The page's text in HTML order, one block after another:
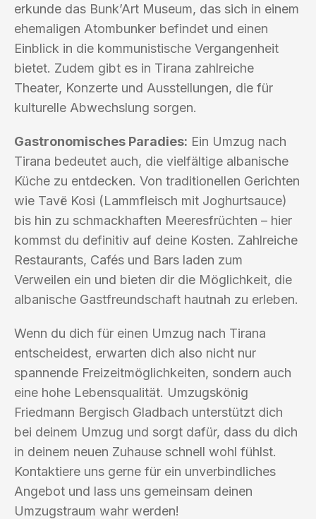
erkunde das Bunk’Art Museum, das sich in einem
ehemaligen Atombunker befindet und einen
Einblick in die kommunistische Vergangenheit
bietet. Zudem gibt es in Tirana zahlreiche
Theater, Konzerte und Ausstellungen, die für
kulturelle Abwechslung sorgen.
Gastronomisches Paradies: Ein Umzug nach
Tirana bedeutet auch, die vielfältige albanische
Küche zu entdecken. Von traditionellen Gerichten
wie Tavë Kosi (Lammfleisch mit Joghurtsauce)
bis hin zu schmackhaften Meeresfrüchten – hier
kommst du definitiv auf deine Kosten. Zahlreiche
Restaurants, Cafés und Bars laden zum
Verweilen ein und bieten dir die Möglichkeit, die
albanische Gastfreundschaft hautnah zu erleben.
Wenn du dich für einen Umzug nach Tirana
entscheidest, erwarten dich also nicht nur
spannende Freizeitmöglichkeiten, sondern auch
eine hohe Lebensqualität. Umzugskönig
Friedmann Bergisch Gladbach unterstützt dich
bei deinem Umzug und sorgt dafür, dass du dich
in deinem neuen Zuhause schnell wohl fühlst.
Kontaktiere uns gerne für ein unverbindliches
Angebot und lass uns gemeinsam deinen
Umzugstraum wahr werden!